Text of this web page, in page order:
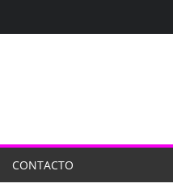
CONTACTO